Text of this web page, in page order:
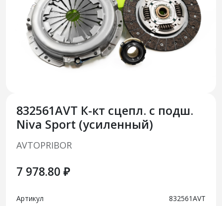
832561AVT К-кт сцепл. с подш.
Niva Sport (усиленный)
AVTOPRIBOR
7 978.80 ₽
Артикул 832561AVT